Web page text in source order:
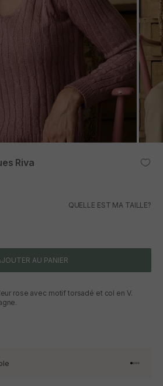
Riva
QUELLE EST MA TAILLE?
AU PANIER
rose avec motif torsadé et col en V.
Aller à
Aller à
Aller à
Aller